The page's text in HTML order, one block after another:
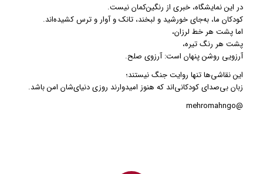
در این نمایشگاه، خبری از رنگین‌کمان نیست.
کودکان ما، به‌جای خورشید و لبخند، تانک و آوار و ترس کشیده‌اند.
اما پشت هر خط لرزان،
پشت هر رنگ تیره،
آرزویی روشن پنهان است: آرزوی صلح.
این نقاشی‌ها تنها روایت جنگ نیستند؛
زبان بی‌صدای کودکانی‌اند که هنوز امیدوارند روزی دنیای‌شان امن باشد.
@mehromahngo